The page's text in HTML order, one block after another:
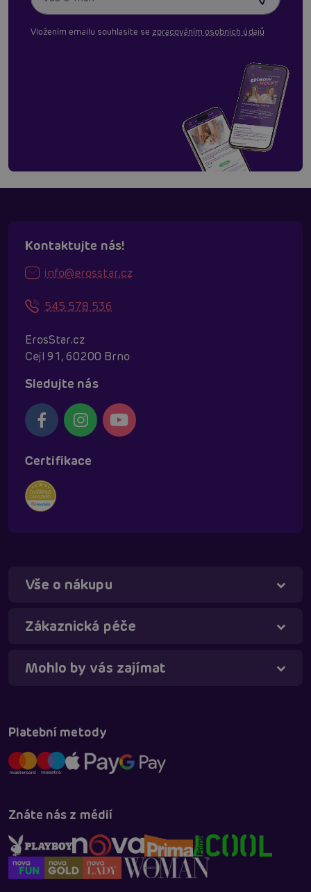
Vložením emailu souhlasíte se zpracováním osobních údajů
Kontaktujte nás!
info@erosstar.cz
545 578 536
ErosStar.cz
Cejl 91, 60200 Brno
Sledujte nás
Certifikace
Vše o nákupu
Zákaznická péče
Mohlo by vás zajímat
Platební metody
Znáte nás z médií